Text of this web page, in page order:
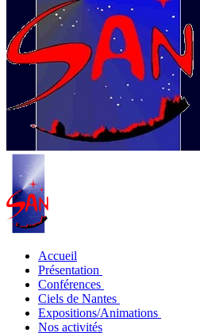
Accueil
Présentation
Conférences
Ciels de Nantes
Expositions/Animations
Nos activités